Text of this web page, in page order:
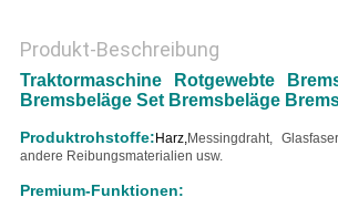
Produkt-Beschreibung
Traktormaschine Rotgewebte
Bremsbeläge Set Bremsbeläge
Produktrohstoffe: Harz,Messingdraht,
andere Reibungsmaterialien usw.
Premium-Funktionen: